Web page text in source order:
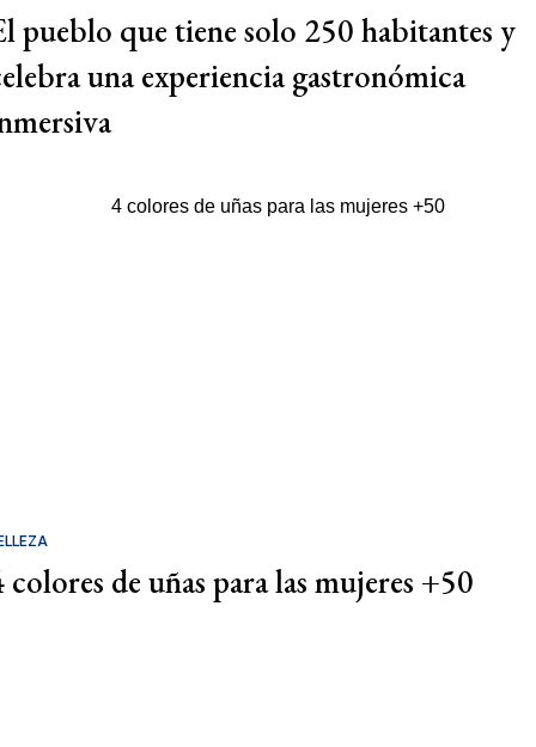
pueblo que tiene solo 250 habitantes y
una experiencia gastronómica
colores de uñas para las mujeres +50